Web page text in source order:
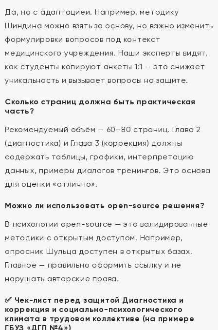
Да, но с адаптацией. Например, методику
Шиндина можно взять за основу, но важно изменить
формулировки вопросов под контекст
медицинского учреждения. Наши эксперты видят,
как студенты копируют анкеты 1:1 — это снижает
уникальность и вызывает вопросы на защите.
Сколько страниц должна быть практическая
часть?
Рекомендуемый объём — 60–80 страниц. Глава 2
(диагностика) и Глава 3 (коррекция) должны
содержать таблицы, графики, интерпретацию
данных, примеры диалогов тренингов. Это основа
для оценки «отлично».
Можно ли использовать open-source решения?
В психологии open-source — это валидированные
методики с открытым доступом. Например,
опросник Шульца доступен в открытых базах.
Главное — правильно оформить ссылку и не
нарушать авторские права.
✅ Чек-лист перед защитой Диагностика и
коррекция и социально-психологического
климата в трудовом коллективе (на примере
ГБУЗ «ДГП №4»)